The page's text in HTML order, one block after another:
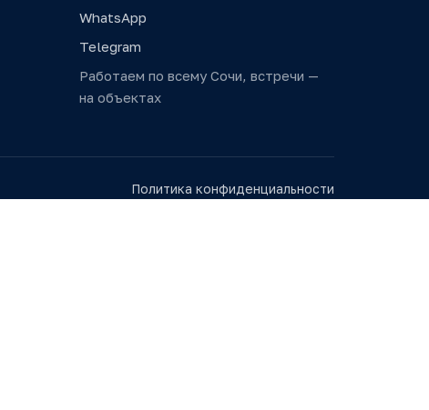
WhatsApp
Telegram
Работаем по всему Сочи, встречи —
на объектах
Политика конфиденциальности